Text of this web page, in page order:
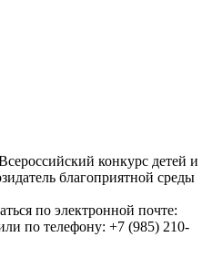
конкурс детей и
благоприятной среды
по электронной почте:
по телефону: +7 (985) 210-